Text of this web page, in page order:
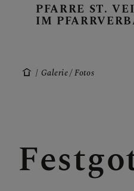
GALERIE /
PFARRE ST.
IM
Galerie / Fotos